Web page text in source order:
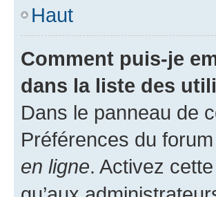
Haut
Comment puis-je
dans la liste des
Dans le panneau de
Préférences du
en ligne. Activez